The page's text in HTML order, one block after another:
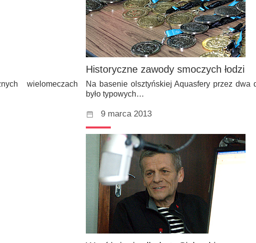
wielomeczach
Historyczne zawody smoczych łodzi
Na basenie olsztyńskiej Aquasfery przez dwa
było typowych…
9 marca 2013